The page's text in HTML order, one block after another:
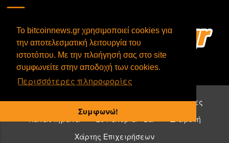
To bitcoinnews.gr χρησιμοποιεί cookies για
την αποτελεσματική λειτουργία του
ιστοτόπου. Με την πλοήγησή σας στο site
συμφωνείτε στην αποδοχή των cookies.
Περισσότερες πληροφορίες
Συμφωνώ!
Επιχειρήσεις που δέχονται bitcoin:
Υπηρεσίες
Καταστήματα
Εστιατόρια - Bar
Διαμονή
Χάρτης Επιχειρήσεων